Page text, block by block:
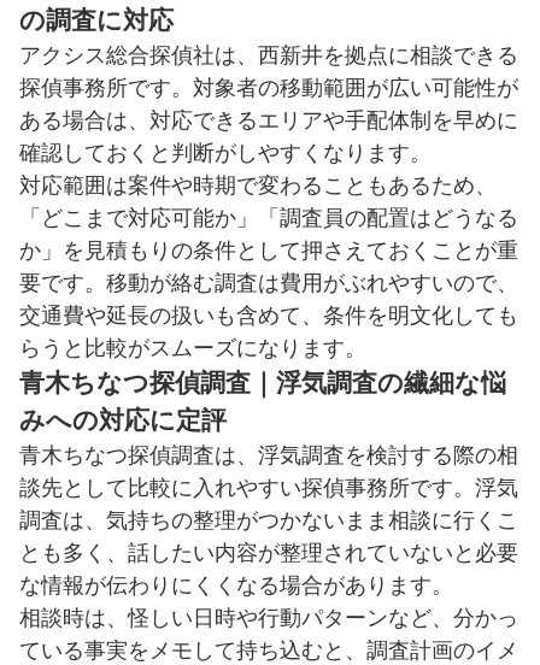
の調査に対応
アクシス総合探偵社は、西新井を拠点に相談できる
探偵事務所です。対象者の移動範囲が広い可能性が
ある場合は、対応できるエリアや手配体制を早めに
確認しておくと判断がしやすくなります。
対応範囲は案件や時期で変わることもあるため、
「どこまで対応可能か」「調査員の配置はどうなる
か」を見積もりの条件として押さえておくことが重
要です。移動が絡む調査は費用がぶれやすいので、
交通費や延長の扱いも含めて、条件を明文化しても
らうと比較がスムーズになります。
青木ちなつ探偵調査｜浮気調査の繊細な悩
みへの対応に定評
青木ちなつ探偵調査は、浮気調査を検討する際の相
談先として比較に入れやすい探偵事務所です。浮気
調査は、気持ちの整理がつかないまま相談に行くこ
とも多く、話したい内容が整理されていないと必要
な情報が伝わりにくくなる場合があります。
相談時は、怪しい日時や行動パターンなど、分かっ
ている事実をメモして持ち込むと、調査計画のイメ